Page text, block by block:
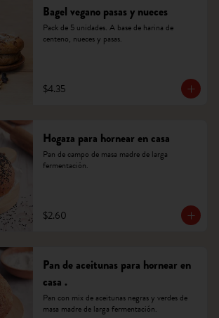
Bagel vegano pasas y nueces
Pack de 5 unidades. A base de harina de
centeno, nueces y pasas.
$4.35
Hogaza para hornear en casa
Pan de campo de masa madre de larga
fermentación.
$2.60
Pan de aceitunas para hornear en
casa .
Pan con mix de aceitunas negras y verdes de
masa madre de larga fermentación.